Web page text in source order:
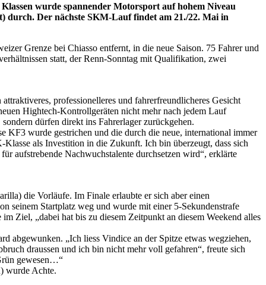
wurde spannender Motorsport auf hohem Niveau
durch. Der nächste SKM-Lauf findet am 21./22. Mai in
Grenze bei Chiasso entfernt, in die neue Saison. 75 Fahrer und
statt, der Renn-Sonntag mit Qualifikation, zwei
professionelleres und fahrerfreundlicheres Gesicht
Hightech-Kontrollgeräten nicht mehr nach jedem Lauf
dürfen direkt ins Fahrerlager zurückgehen.
wurde gestrichen und die durch die neue, international immer
als Investition in die Zukunft. Ich bin überzeugt, dass sich
aufstrebende Nachwuchstalente durchsetzen wird“, erklärte
die Vorläufe. Im Finale erlaubte er sich aber einen
seinem Startplatz weg und wurde mit einer 5-Sekundenstrafe
Ziel, „dabei hat bis zu diesem Zeitpunkt an diesem Weekend alles
abgewunken. „Ich liess Vindice an der Spitze etwas wegziehen,
draussen und ich bin nicht mehr voll gefahren“, freute sich
gewesen…“
wurde Achte.